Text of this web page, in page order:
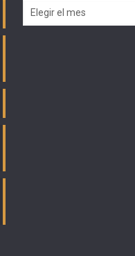
Archivos